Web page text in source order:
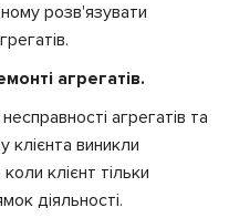
розв'язувати
агрегатів.
агрегатів та
клієнта виникли
клієнт тільки
діяльності.